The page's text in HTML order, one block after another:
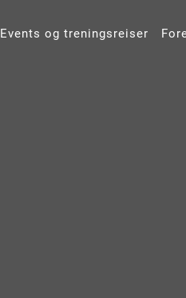
Events og treningsreiser